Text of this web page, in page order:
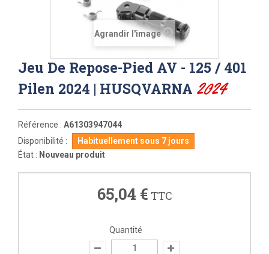
Agrandir l'image
Jeu De Repose-Pied AV - 125 / 401
Pilen 2024 | HUSQVARNA 2024
Référence : A61303947044
Disponibilité :
Habituellement sous 7 jours
État : Nouveau produit
65,04 € TTC
Quantité